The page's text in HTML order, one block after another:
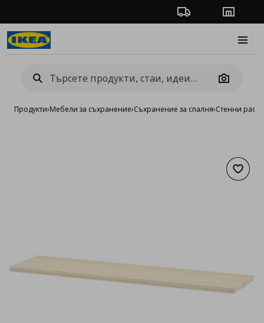
Проследяване на
Camera
Продукти›Мебели за съхранение›Съхранение за спалня›Стенни